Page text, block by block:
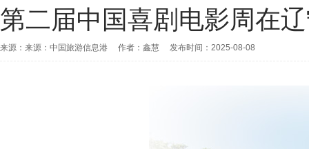
第二届中国喜剧电影周在
来源：来源：中国旅游信息港 作者：鑫慧 发布时间：2025-08-08